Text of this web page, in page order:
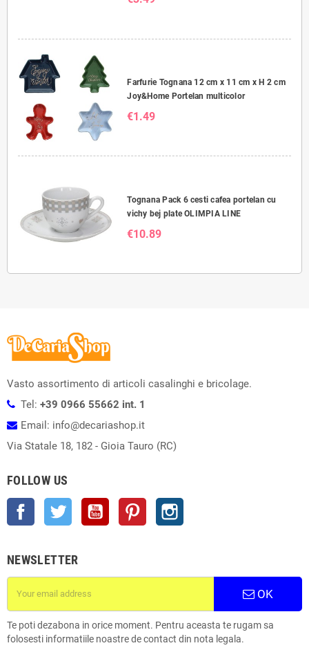
Farfurie Tognana 12 cm x 11 cm x H 2 cm
Joy&Home Portelan multicolor
€1.49
Tognana Pack 6 cesti cafea portelan cu
vichy bej plate OLIMPIA LINE
€10.89
Vasto assortimento di articoli casalinghi e bricolage.
Tel: +39 0966 55662 int. 1
Email: info@decariashop.it
Via Statale 18, 182 - Gioia Tauro (RC)
FOLLOW US
Facebook Twitter YouTube Pinterest
NEWSLETTER
OK
Te poti dezabona in orice moment. Pentru aceasta te rugam sa
folosesti informatiile noastre de contact din nota legala.